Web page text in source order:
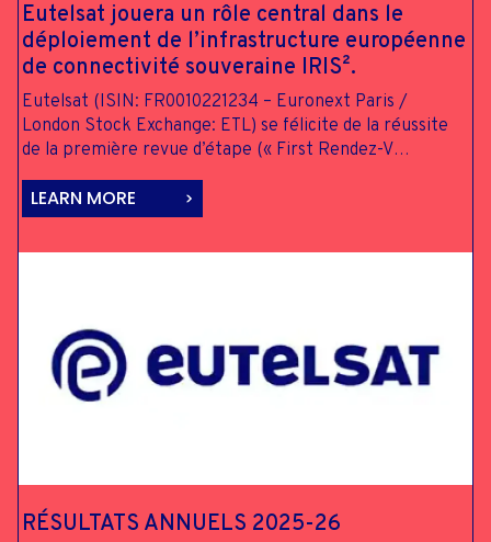
Eutelsat jouera un rôle central dans le
déploiement de l’infrastructure européenne
de connectivité souveraine IRIS².
Eutelsat (ISIN: FR0010221234 – Euronext Paris /
London Stock Exchange: ETL) se félicite de la réussite
de la première revue d’étape (« First Rendez-V…
LEARN MORE
RÉSULTATS ANNUELS 2025-26